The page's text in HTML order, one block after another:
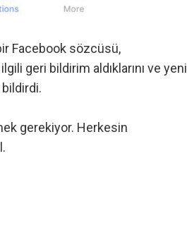
Facebook sözcüsü,
geri bildirim aldıklarını ve yeni
gerekiyor. Herkesin